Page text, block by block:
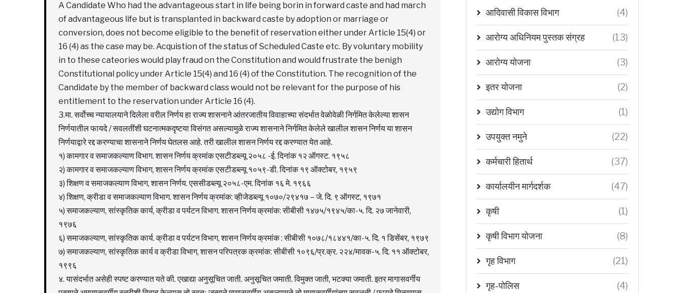
A Candidate Who had the advantageous start in life being borin in forward caste and had march
of advantageous life but is transplanted in backward caste by adoption or marriage or
conversion, does not become eligible to the benefit of reservation either under Article 15(4) or
16 (4) as the case may be. Acquistion of the status of Scheduled Caste etc. By voluntary mobility
in to these cateories would play fraud on the Constitution and would frustrate the benigh
Constitutional policy under Article 15(4) and 16 (4) of the Constitution. The recognition of the
Candidate by the member of backward class would not be relevant for the purpose of his
entitlement to the reservation under Article 16 (4).
3.मा. सर्वोच्च न्यायालयाने दिलेला वरील निर्णय हा राज्य शासनाने आंतरजातीय विवाहाच्या संदर्भात वेळोवेळी निर्गमित केलेल्या शासन
निर्णयातील फायदे / सवलतींशी घटनात्मकदृष्टया विसंगत असल्यामुळे राज्य शासनाने निर्गमित केलेले खालील शासन निर्णय या शासन
निर्णयाद्वारे रद्द करण्याचा शासनाने निर्णय घेतलस आहे. तरी खालील शासन निर्णय रद्द करण्यात येत आहे.
१) कामगार व समाजकल्याण विभाग. शासन निर्णय क्रमांक एसटीडब्ल्यू २०५८ -ई. दिनांक १२ ऑगस्ट. १९५८
२) कामगार व समाजकल्याण विभाग, शासन निर्णय क्रमांक एसटीडब्ल्यू १०५९-डी. दिनांक १९ ऑक्टोबर, १९५९
३) शिक्षण व समाजकल्याण विभाग, शासन निर्णय. एससीडब्ल्यू २०५८-एम. दिनांक १६ मे. १९६६
४) शिक्षण, क्रीडा व समाजकल्याण विभाग. शासन निर्णय क्रमांक: व्हीजेडब्ल्यू १०७०/२९४१७ – जे. दि. ९ ऑगस्ट, १९७१
५) समाजकल्याण, सांस्कृतिक कार्य, क्रीडा व पर्यटन विभाग. शासन निर्णय क्रमांक: सीबीसी १४७५/१९४५/का-५. दि. २७ जानेवारी,
१९७६
६) समाजकल्याण, सांस्कृतिक कार्य. क्रीडा व पर्यटन विभाग, शासन निर्णय क्रमांक : सीबीसी १०७८/१८४४१/का-५. दि. १ डिसेंबर, १९७९
७) समाजकल्याण, सांस्कृतिक कार्य व क्रीडा विभाग, शासन परिपत्रक क्रमांक: सीबीसी १०९६/प्र.क्र. २२४/मावक-५. दि. ११ ऑक्टोबर,
१९९६
४. यासंदर्भात असेही स्पष्ट करण्यात यते की. एखाद्या अनुसूचित जाती. अनुसूचित जमाती. विमुक्त जाती, भटक्या जमाती. इतर मागासवर्गीय
आदिवासी विकास विभाग (4)
आरोग्य अधिनियम पुस्तक संग्रह (13)
आरोग्य योजना (3)
इतर योजना (2)
उद्योग विभाग (1)
उपयुक्त नमुने (22)
कर्मचारी हितार्थ (37)
कार्यालयीन मार्गदर्शक (47)
कृषी (1)
कृषी विभाग योजना (8)
गृह विभाग (21)
गृह-पोलिस (4)